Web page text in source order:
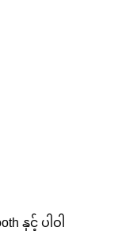
နှင့် ပါဝါ